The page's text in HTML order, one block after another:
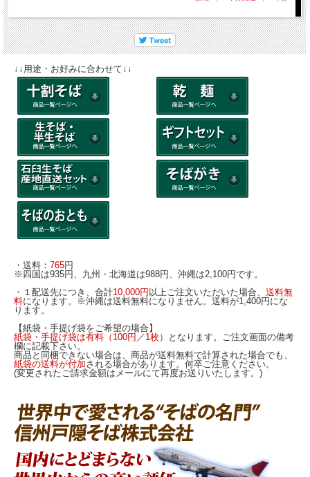
↓↓用途・お好みに合わせて↓↓
・送料： 765円
※四国は935円、九州・北海道は988円、沖縄は2,100円です。
・１配送先につき、合計10,000円 以上ご注文いただいた場合、 送料無
料になります。※沖縄は送料無料になりません。 送料が1,400円 にな
ります。
【紙袋・手提げ袋をご希望の場合】
紙袋・手提げ袋は有料（100円／1枚）
となります。ご注文画面の備考
欄に記載下さい。
商品と同梱できない場合は、商品が送料無料で計算された場合でも、
紙袋の送料が付加される場合があります。何卒ご注意ください。
(変更されたご請求金額はメールにて再度お送りいたします。)